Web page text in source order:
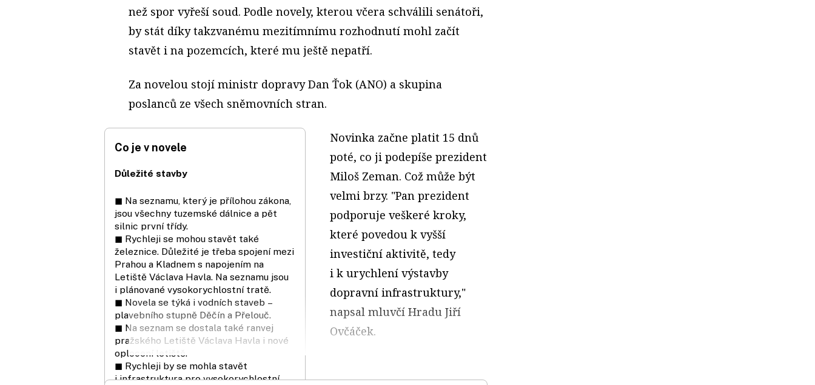
než spor vyřeší soud. Podle novely, kterou včera schválili senátoři,
by stát díky takzvanému mezitímnímu rozhodnutí mohl začít
stavět i na pozemcích, které mu ještě nepatří.
Za novelou stojí ministr dopravy Dan Ťok (ANO) a skupina
poslanců ze všech sněmovních stran.
Co je v novele
Důležité stavby
◼ Na seznamu, který je přílohou zákona,
jsou všechny tuzemské dálnice a pět
silnic první třídy.
◼ Rychleji se mohou stavět také
železnice. Důležité je třeba spojení mezi
Prahou a Kladnem s napojením na
Letiště Václava Havla. Na seznamu jsou
i plánované vysokorychlostní tratě.
◼ Novela se týká i vodních staveb –
plavebního stupně Děčín a Přelouč.
◼ Na seznam se dostala také ranvej
pražského Letiště Václava Havla i nové
oplocení letiště.
◼ Rychleji by se mohla stavět
i infrastruktura pro vysokorychlostní
Novinka začne platit 15 dnů
poté, co ji podepíše prezident
Miloš Zeman. Což může být
velmi brzy. "Pan prezident
podporuje veškeré kroky,
které povedou k vyšší
investiční aktivitě, tedy
i k urychlení výstavby
dopravní infrastruktury,"
napsal mluvčí Hradu Jiří
Ovčáček.